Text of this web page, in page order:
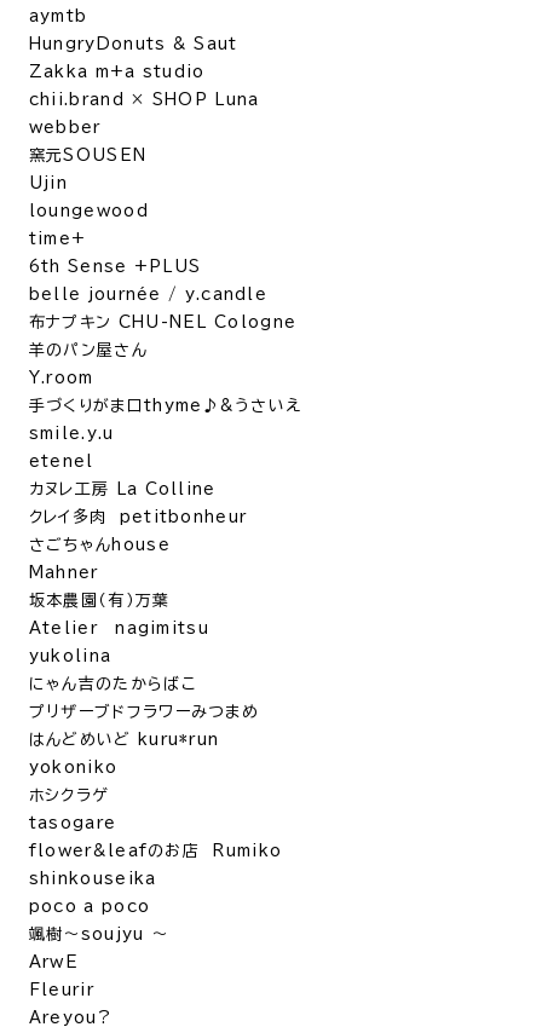
aymtb
HungryDonuts & Saut
Zakka m+a studio
chii.brand × SHOP Luna
webber
窯元SOUSEN
Ujin
loungewood
time+
6th Sense +PLUS
belle journée / y.candle
布ナプキン CHU-NEL Cologne
羊のパン屋さん
Y.room
手づくりがま口thyme♪&うさいえ
smile.y.u
etenel
カヌレ工房 La Colline
クレイ多肉 petitbonheur
さごちゃんhouse
Mahner
坂本農園（有）万葉
Atelier nagimitsu
yukolina
にゃん吉のたからばこ
プリザーブドフラワーみつまめ
はんどめいど kuru*run
yokoniko
ホシクラゲ
tasogare
flower&leafのお店 Rumiko
shinkouseika
poco a poco
颯樹〜soujyu 〜
ArwE
Fleurir
Areyou?